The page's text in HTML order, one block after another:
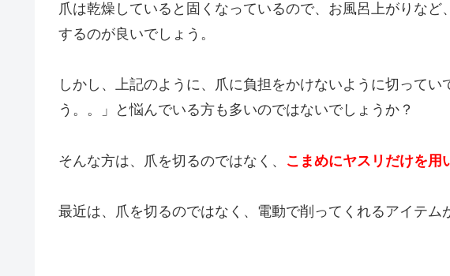
爪は乾燥していると固くなっているので、お風呂上がりな
するのが良いでしょう。
しかし、上記のように、爪に負担をかけないように切ってい
う。。」と悩んでいる方も多いのではないでしょうか？
そんな方は、爪を切るのではなく、 こまめにヤスリだけを用
最近は、爪を切るのではなく、電動で削ってくれるアイテム